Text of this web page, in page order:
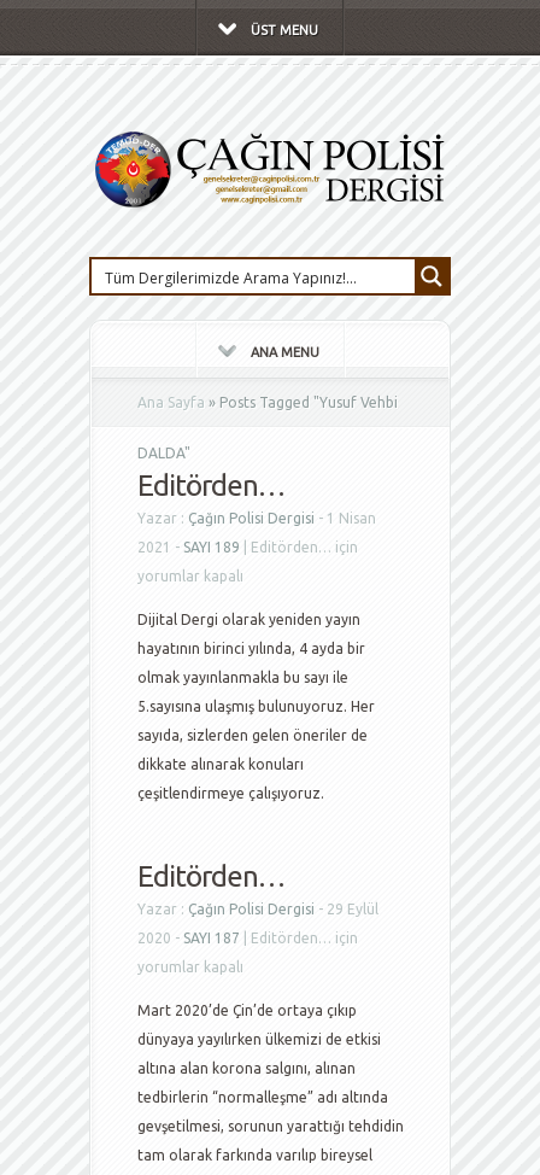
ÜST MENU
ANA MENU
Ana Sayfa » Posts Tagged "Yusuf Vehbi
DALDA"
Editörden…
Yazar : Çağın Polisi Dergisi - 1 Nisan
2021 - SAYI 189
Editörden… için
yorumlar kapalı
Dijital Dergi olarak yeniden yayın
hayatının birinci yılında, 4 ayda bir
olmak yayınlanmakla bu sayı ile
5.sayısına ulaşmış bulunuyoruz. Her
sayıda, sizlerden gelen öneriler de
dikkate alınarak konuları
çeşitlendirmeye çalışıyoruz.
Editörden…
Yazar : Çağın Polisi Dergisi - 29 Eylül
2020 - SAYI 187
Editörden… için
yorumlar kapalı
Mart 2020’de Çin’de ortaya çıkıp
dünyaya yayılırken ülkemizi de etkisi
altına alan korona salgını, alınan
tedbirlerin “normalleşme” adı altında
gevşetilmesi, sorunun yarattığı tehdidin
tam olarak farkında varılıp bireysel